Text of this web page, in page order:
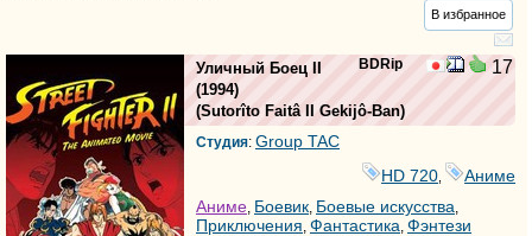
В избранное
BDRip 17
Уличный Боец II
(1994)
(Sutorîto Faitâ II Gekijô-Ban)
Студия: Group TAC
HD 720
Аниме
Аниме Боевик Боевые искусства
Приключения Фантастика Фэнтези